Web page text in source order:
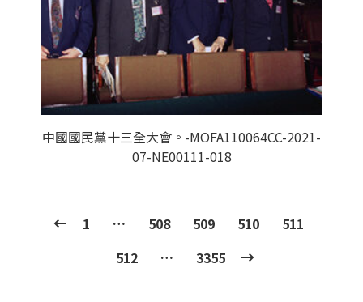
中國國民黨十三全大會。-MOFA110064CC-2021-
07-NE00111-018
1 … 508 509 510
511
512
… 3355